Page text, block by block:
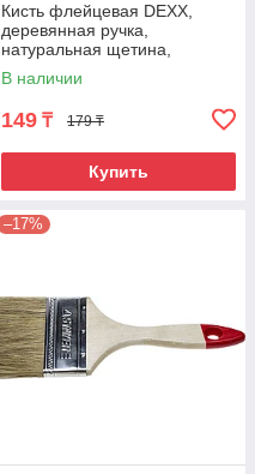
Кисть флейцевая DEXX,
деревянная ручка,
натуральная щетина,
индивидуальная упаковка,
50мм
В наличии
149 ₸ 179 ₸
Купить
–17%